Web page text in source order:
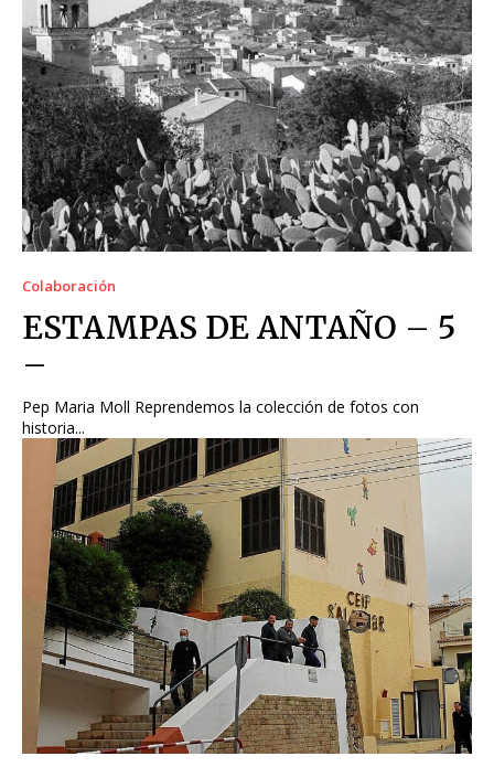
Colaboración
ESTAMPAS DE ANTAÑO – 5
–
Pep Maria Moll Reprendemos la colección de fotos con
historia...